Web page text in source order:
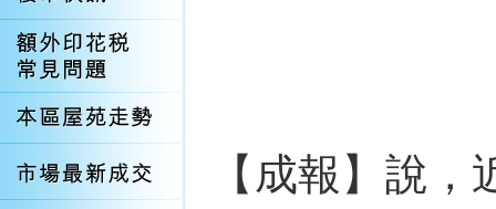
【成報】說